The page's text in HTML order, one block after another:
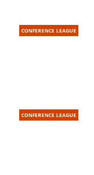
CONFERENCE LEAGUE
CONFERENCE LEAGUE